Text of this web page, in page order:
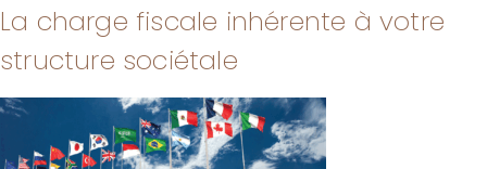
La charge fiscale inhérente à votre
structure sociétale